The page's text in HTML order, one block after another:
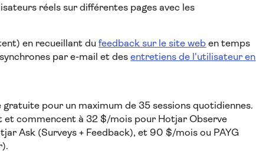
réels sur différentes pages avec les
en recueillant dufeedback sur le site web en temps
par e-mail et desentretiens de l'utilisateur en
pour un maximum de 35 sessions quotidiennes.
et commencent à 32 $/mois pour Hotjar Observe
Ask (Surveys + Feedback), et 90 $/mois ou PAYG